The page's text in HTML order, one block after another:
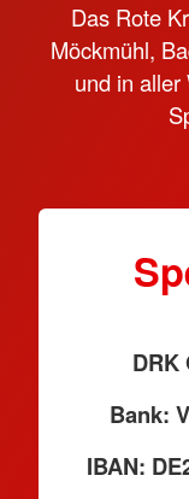
Das Rote
Möckmühl,
und in aller
DRK
Bank:
IBAN: